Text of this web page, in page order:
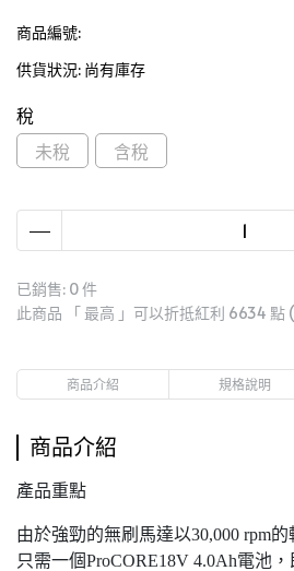
商品編號:
供貨狀況: 尚有庫存
稅
未稅
含稅
已銷售: 0 件
此商品 「 最高 」可以折抵紅利 6634 點
商品介紹 規格說明
商品介紹
產品重點
由於強勁的無刷馬達以30,000 rpm
只需一個ProCORE18V 4.0Ah電池